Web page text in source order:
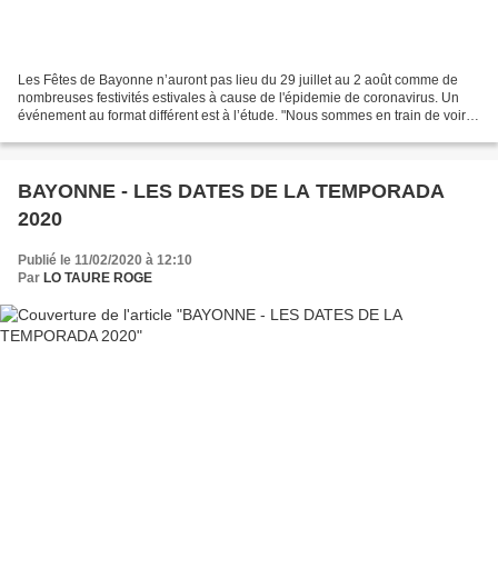
Les Fêtes de Bayonne n’auront pas lieu du 29 juillet au 2 août comme de
nombreuses festivités estivales à cause de l'épidemie de coronavirus. Un
événement au format différent est à l’étude. "Nous sommes en train de voir
BAYONNE - LES DATES DE LA TEMPORADA
2020
Publié le 11/02/2020 à 12:10
Par LO TAURE ROGE